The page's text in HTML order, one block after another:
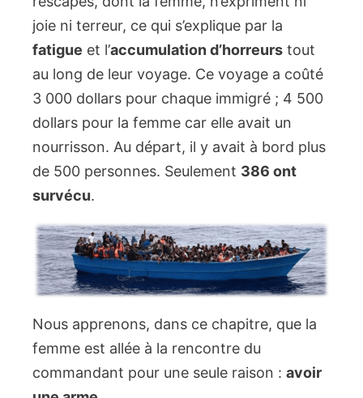
joie ni terreur, ce qui s’explique par la
fatigue et l’accumulation d’horreurs tout
au long de leur voyage. Ce voyage a coûté
3 000 dollars pour chaque immigré ; 4 500
dollars pour la femme car elle avait un
nourrisson. Au départ, il y avait à bord plus
de 500 personnes. Seulement 386 ont
survécu.
Nous apprenons, dans ce chapitre, que la
femme est allée à la rencontre du
commandant pour une seule raison : avoir